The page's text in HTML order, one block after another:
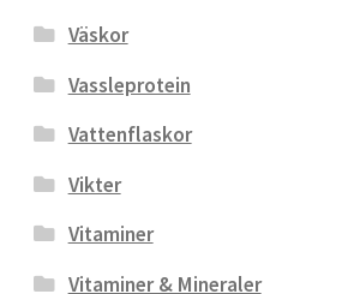
Väskor
Vassleprotein
Vattenflaskor
Vikter
Vitaminer
Vitaminer & Mineraler